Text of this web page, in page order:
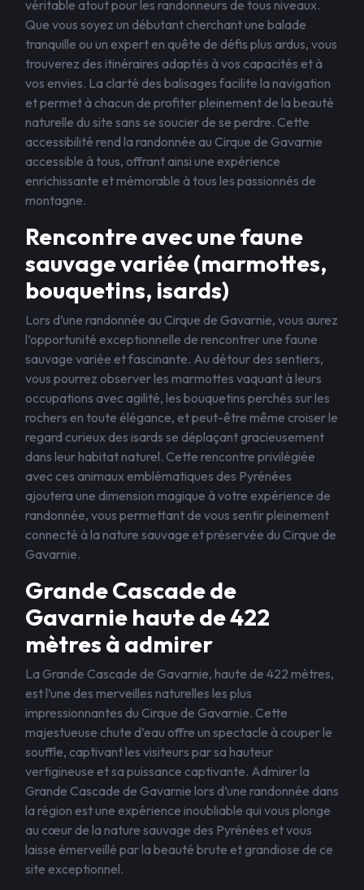
véritable atout pour les randonneurs de tous niveaux.
Que vous soyez un débutant cherchant une balade
tranquille ou un expert en quête de défis plus ardus, vous
trouverez des itinéraires adaptés à vos capacités et à
vos envies. La clarté des balisages facilite la navigation
et permet à chacun de profiter pleinement de la beauté
naturelle du site sans se soucier de se perdre. Cette
accessibilité rend la randonnée au Cirque de Gavarnie
accessible à tous, offrant ainsi une expérience
enrichissante et mémorable à tous les passionnés de
montagne.
Rencontre avec une faune
sauvage variée (marmottes,
bouquetins, isards)
Lors d’une randonnée au Cirque de Gavarnie, vous aurez
l’opportunité exceptionnelle de rencontrer une faune
sauvage variée et fascinante. Au détour des sentiers,
vous pourrez observer les marmottes vaquant à leurs
occupations avec agilité, les bouquetins perchés sur les
rochers en toute élégance, et peut-être même croiser le
regard curieux des isards se déplaçant gracieusement
dans leur habitat naturel. Cette rencontre privilégiée
avec ces animaux emblématiques des Pyrénées
ajoutera une dimension magique à votre expérience de
randonnée, vous permettant de vous sentir pleinement
connecté à la nature sauvage et préservée du Cirque de
Gavarnie.
Grande Cascade de
Gavarnie haute de 422
mètres à admirer
La Grande Cascade de Gavarnie, haute de 422 mètres,
est l’une des merveilles naturelles les plus
impressionnantes du Cirque de Gavarnie. Cette
majestueuse chute d’eau offre un spectacle à couper le
souffle, captivant les visiteurs par sa hauteur
vertigineuse et sa puissance captivante. Admirer la
Grande Cascade de Gavarnie lors d’une randonnée dans
la région est une expérience inoubliable qui vous plonge
au cœur de la nature sauvage des Pyrénées et vous
laisse émerveillé par la beauté brute et grandiose de ce
site exceptionnel.